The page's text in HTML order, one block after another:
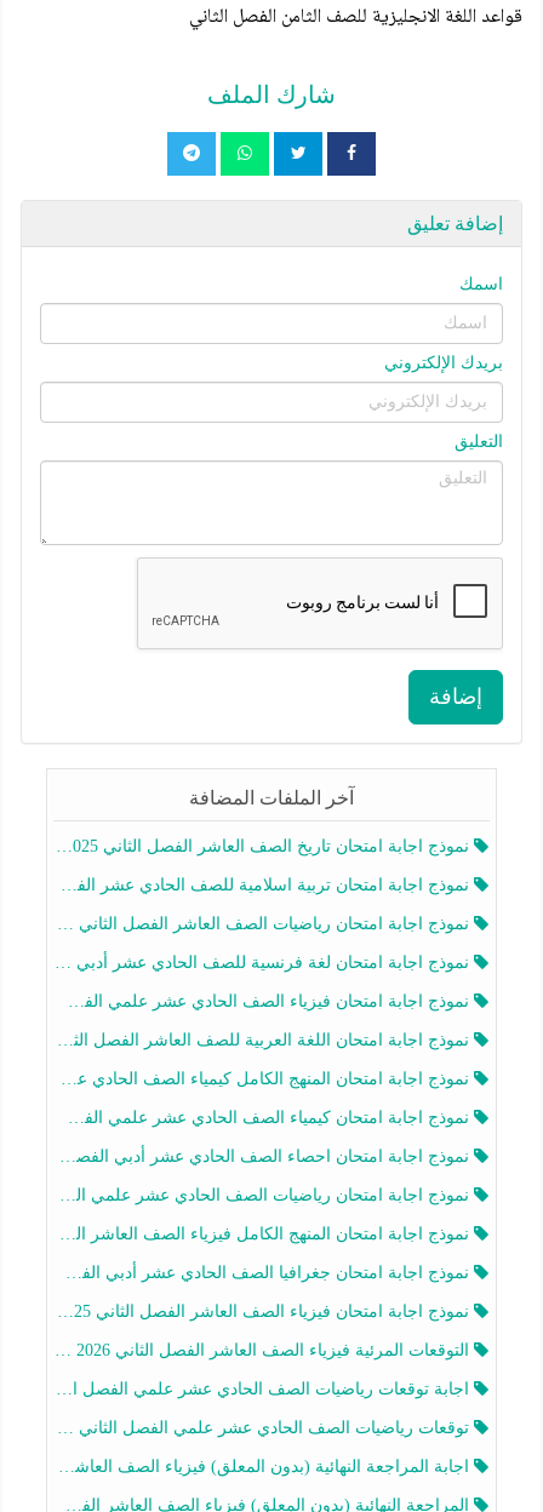
قواعد اللغة الانجليزية للصف الثامن الفصل الثاني
شارك الملف
إضافة تعليق
اسمك
بريدك الإلكتروني
التعليق
إضافة
آخر الملفات المضافة
نموذج اجابة امتحان تاريخ الصف العاشر الفصل الثاني 2025-2026
نموذج اجابة امتحان تربية اسلامية للصف الحادي عشر الفصل الثاني 2025-2026
نموذج اجابة امتحان رياضيات الصف العاشر الفصل الثاني 2025-2026
نموذج اجابة امتحان لغة فرنسية للصف الحادي عشر أدبي الفصل الثاني 2025-2026
نموذج اجابة امتحان فيزياء الصف الحادي عشر علمي الفصل الثاني 2025-2026
نموذج اجابة امتحان اللغة العربية للصف العاشر الفصل الثاني 2025-2026
نموذج اجابة امتحان المنهج الكامل كيمياء الصف الحادي عشر علمي الفصل الثاني 2025-2026
نموذج اجابة امتحان كيمياء الصف الحادي عشر علمي الفصل الثاني 2025-2026
نموذج اجابة امتحان احصاء الصف الحادي عشر أدبي الفصل الثاني 2025-2026
نموذج اجابة امتحان رياضيات الصف الحادي عشر علمي الفصل الثاني 2025-2026
نموذج اجابة امتحان المنهج الكامل فيزياء الصف العاشر الفصل الثاني 2025-2026
نموذج اجابة امتحان جغرافيا الصف الحادي عشر أدبي الفصل الثاني 2025-2026
نموذج اجابة امتحان فيزياء الصف العاشر الفصل الثاني 2025-2026
التوقعات المرئية فيزياء الصف العاشر الفصل الثاني 2026 أ هيثم الليثي
اجابة توقعات رياضيات الصف الحادي عشر علمي الفصل الثاني 2025-2026 أ عمرو فايز
توقعات رياضيات الصف الحادي عشر علمي الفصل الثاني 2025-2026 أ عمرو فايز
اجابة المراجعة النهائية (بدون المعلق) فيزياء الصف العاشر الفصل الثاني أ أحمد نبيه
المراجعة النهائية (بدون المعلق) فيزياء الصف العاشر الفصل الثاني أ أحمد نبيه